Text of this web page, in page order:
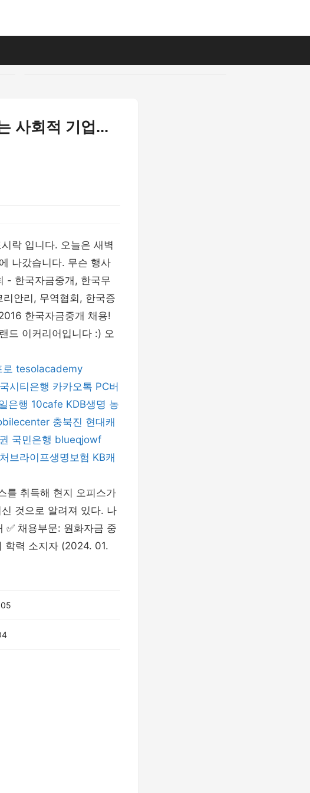
사회적 기업...
락 입니다. 오늘은 새벽
나갔습니다. 무슨 행사
- 한국자금중개, 한국무
안리, 무역협회, 한국증
한국자금중개 채용!
드 이커리어입니다 :) 오
로 tesolacademy
시티은행 카카오톡 PC버
은행 10cafe KDB생명 농
충북진 현대캐
국민은행 blueqjowf
처브라이프생명보험 KB캐
를 취득해 현지 오피스가
것으로 알려져 있다. 나
채용부문: 원화자금 중
학력 소지자 (2024. 01.